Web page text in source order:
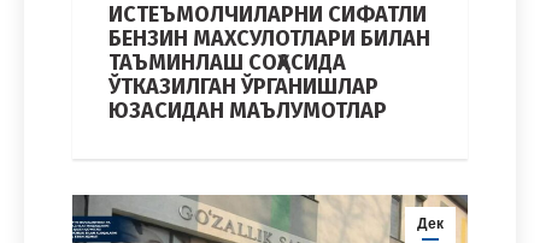
ИСТEЪМОЛЧИЛАРНИ СИФАТЛИ
БEНЗИН МАХСУЛОТЛАРИ БИЛАН
ТАЪМИНЛАШ СОҲАСИДА
ЎТКАЗИЛГАН ЎРГАНИШЛАР
ЮЗАСИДАН МАЪЛУМОТЛАР
Дек